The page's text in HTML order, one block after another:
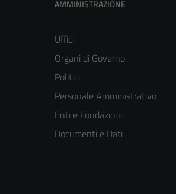
AMMINISTRAZIONE
Uffici
Organi di Governo
Politici
Personale Amministrativo
Enti e Fondazioni
Documenti e Dati